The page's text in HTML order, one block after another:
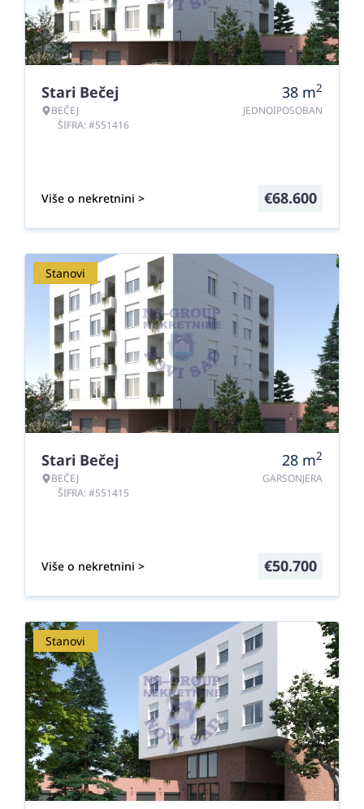
Stari Bečej
BEČEJ
ŠIFRA: #551416
38 m2
JEDNOIPOSOBAN
Više o nekretnini > €68.600
Stanovi
Stari Bečej
BEČEJ
ŠIFRA: #551415
28 m2
GARSONJERA
Više o nekretnini > €50.700
Stanovi